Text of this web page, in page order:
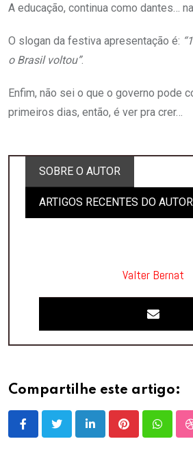
A educação, continua como dantes…
O slogan da festiva apresentação é:
o Brasil voltou”.
Enfim, não sei o que o governo pode
primeiros dias, então, é ver pra crer…
SOBRE O AUTOR
ARTIGOS RECENTES DO AUTOR
Valter Bernat
Compartilhe este artigo:
LinkedInPinterest